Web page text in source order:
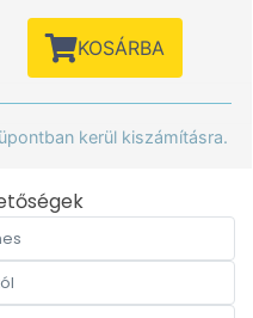
KOSÁRBA
kerül kiszámításra.